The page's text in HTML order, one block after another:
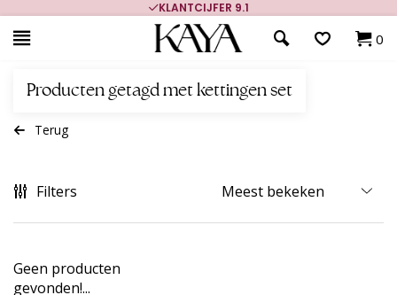
KLANTCIJFER 9.1
0
Producten getagd met kettingen set
Terug
Filters
Geen producten
gevonden!...